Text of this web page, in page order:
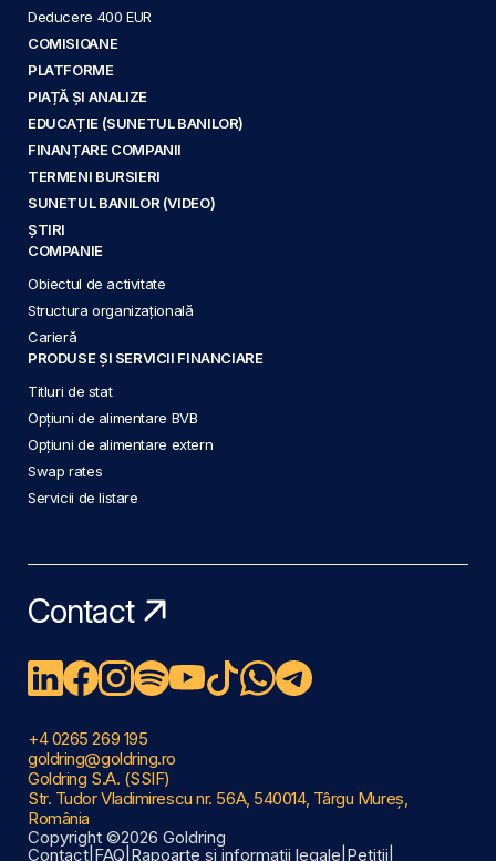
Deducere 400 EUR
COMISIOANE
PLATFORME
PIAȚĂ ȘI ANALIZE
EDUCAȚIE (SUNETUL BANILOR)
FINANȚARE COMPANII
TERMENI BURSIERI
SUNETUL BANILOR (VIDEO)
ȘTIRI
COMPANIE
Obiectul de activitate
Structura organizațională
Carieră
PRODUSE ȘI SERVICII FINANCIARE
Titluri de stat
Opțiuni de alimentare BVB
Opțiuni de alimentare extern
Swap rates
Servicii de listare
Contact
+4 0265 269 195
goldring@goldring.ro
Goldring S.A. (SSIF)
Str. Tudor Vladimirescu nr. 56A, 540014, Târgu Mureș,
România
Copyright ©2026 Goldring
Contact FAQ Rapoarte și informații legale Petiții